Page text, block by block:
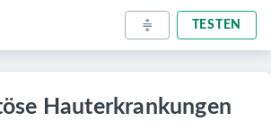
TESTEN
Hauterkrankungen